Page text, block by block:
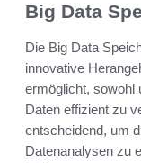
Big Data
Die Big Data
innovative
ermöglicht, sowohl
Daten effizient zu
entscheidend, um
Datenanalysen zu